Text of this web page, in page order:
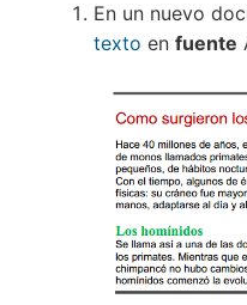
En un nuevo
texto en fuente